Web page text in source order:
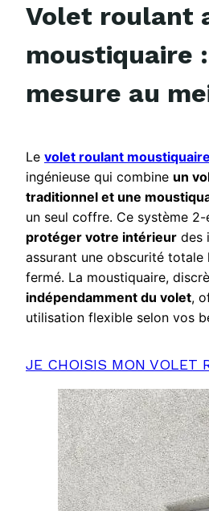
Volet roulant
moustiquaire
mesure au
Le volet roulant moustiquaire
ingénieuse qui combine un
traditionnel et une
un seul coffre. Ce système
protéger votre intérieur des
assurant une obscurité
fermé. La moustiquaire,
indépendamment du volet,
utilisation flexible selon vos
JE CHOISIS MON VOLET